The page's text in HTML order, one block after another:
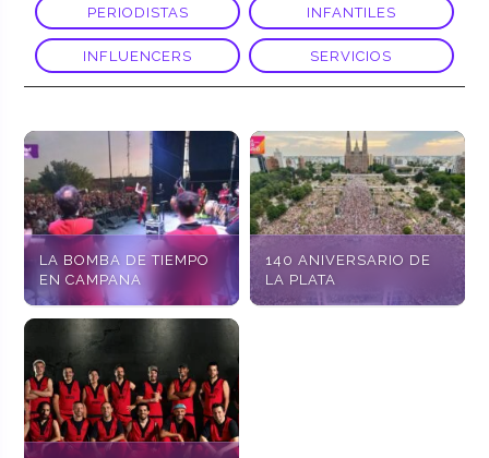
PERIODISTAS INFANTILES
INFLUENCERS SERVICIOS
LA BOMBA DE TIEMPO
EN CAMPANA
140 ANIVERSARIO DE
LA PLATA